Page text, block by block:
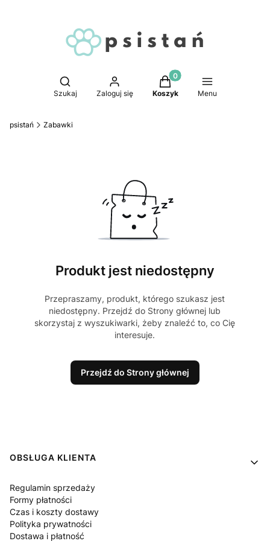
Otwórz wyszukiwarkę
Szukaj Zaloguj się
Produkty w koszyku: 0.
Koszyk Menu
psistań Zabawki
Produkt jest niedostępny
Przepraszamy, produkt, którego szukasz jest
niedostępny. Przejdź do Strony głównej lub
skorzystaj z wyszukiwarki, żeby znaleźć to, co Cię
interesuje.
Przejdź do Strony głównej
Linki w stopce
OBSŁUGA KLIENTA
Regulamin sprzedaży
Formy płatności
Czas i koszty dostawy
Polityka prywatności
Dostawa i płatność